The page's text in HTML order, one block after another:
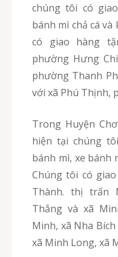
chúng tôi có
bánh mì chả cá và
có giao hàng
phường Hưng
phường Thanh
với xã Phú Thịnh,
Trong Huyện Chơn Thành của Bình Phước,
hiện tại chúng
bánh mì, xe bánh
Chúng tôi có
Thành. thị trấn
Thắng và xã
Minh, xã Nha
xã Minh Long, xã